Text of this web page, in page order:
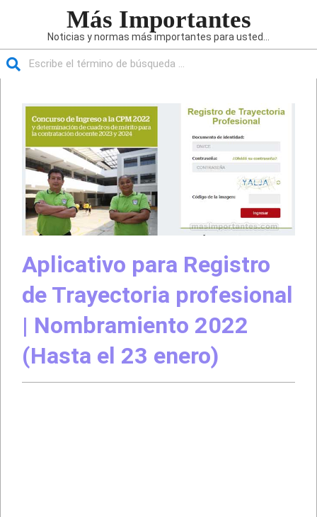
Más Importantes
Noticias y normas más importantes para usted...
navegación
principal
Aplicativo para Registro
de Trayectoria profesional
| Nombramiento 2022
(Hasta el 23 enero)